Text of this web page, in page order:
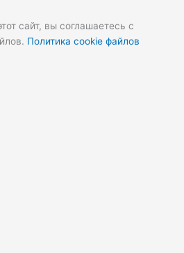
сайт, вы соглашаетесь с
Политика cookie файлов